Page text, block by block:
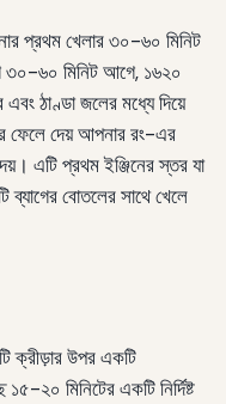
প্রথম খেলার ৩০-৬০ মিনিট
৬০ মিনিট আগে, ১৬২০
ঠাণ্ডা জলের মধ্যে দিয়ে
ফেলে দেয় আপনার রং-এর
এটি প্রথম ইঞ্জিনের স্তর যা
ব্যাগের বোতলের সাথে খেলে
ক্রীড়ার উপর একটি
২০ মিনিটের একটি নির্দিষ্ট